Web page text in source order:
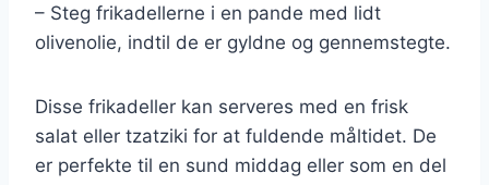
– Steg frikadellerne i en pande med lidt
olivenolie, indtil de er gyldne og gennemstegte.
Disse frikadeller kan serveres med en frisk
salat eller tzatziki for at fuldende måltidet. De
er perfekte til en sund middag eller som en del